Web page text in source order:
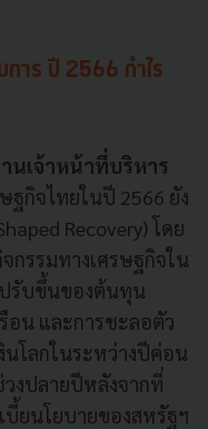
การ ปี 2566 กำไร
นเจ้าหน้าที่บริหาร
ฐกิจไทยในปี 2566 ยัง
Recovery) โดย
กรรมทางเศรษฐกิจใน
รับขึ้นของต้นทุน
อน และการชะลอตัว
นโลกในระหว่างปีค่อน
งปลายปีหลังจากที่
บี้ยนโยบายของสหรัฐฯ